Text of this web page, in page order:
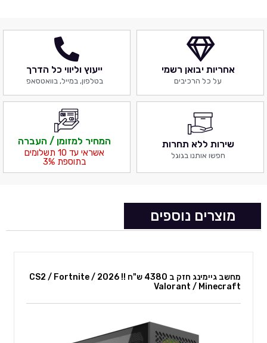
ניתן לשדרג כל רכיב ורכיב או לשנות -
מוזמנים להתקשר ולהתייעץ
ניתן להוסיף רשיון מערכת הפעלה
Windows 11 Home בתוספת
במחיר כלולה התקנה בלבד של
מערכת ההפעלה ( ללא רשיון ), עדכון
שחרור סופי ללקוח.
מחיר למזומן / העברה בנקאית,
אשראי בתוספת 3%
אחריות יבואן רשמי
על כל הרכיבים
ייעוץ וליווי כל הדרך
בטלפון, במייל, בוואטסאפ
שירות ללא תחרות
חפשו אותנו בגוגל
המחיר למזומן / העברה
אשראי עד 10 תשלומים
בתוספת 3%
מוצרים נוספים
מחשב גיימינג חזק ב 4380 ש"ח !! 2026 CS2 / Fortnite /
Valorant / Minecraft